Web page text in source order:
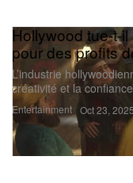
Entertainment
Hollywood tue-t-
pour des profits
L’industrie
créativité et la
Oct 23, 2025